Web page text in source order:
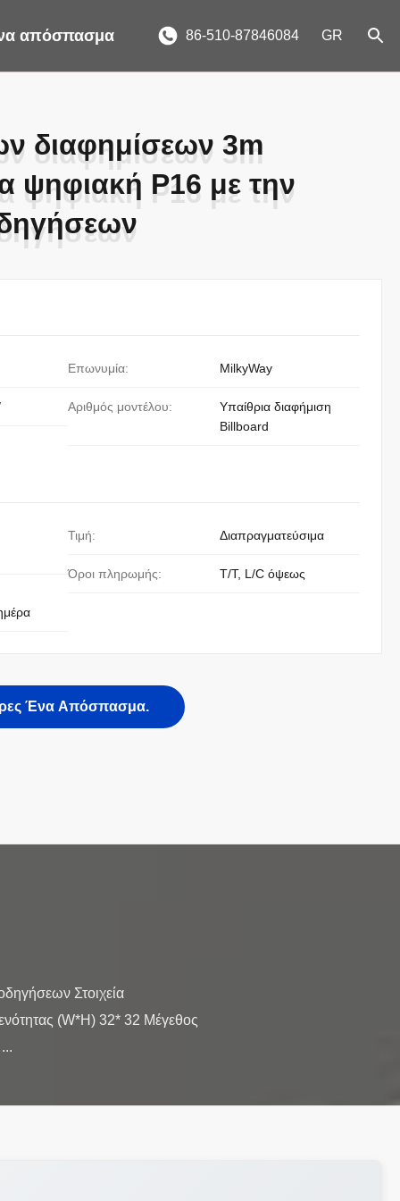
απόσπασμα 86-510-87846084 GR
διαφημίσεων 3m
ψηφιακή P16 με την
διαφημίσεων 3m
ψηφιακή P16 με την
Επωνυμία: MilkyWay
Αριθμός μοντέλου:
Υπαίθρια διαφήμιση
Billboard
Τιμή: Διαπραγματεύσιμα
Όροι πληρωμής: T/T, L/C όψεως
Ένα Απόσπασμα.
Στοιχεία
(W*H) 32* 32 Μέγεθος